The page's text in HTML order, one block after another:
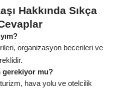
Hakkında Sıkça
organizasyon becerileri ve
mu?
hava yolu ve otelcilik